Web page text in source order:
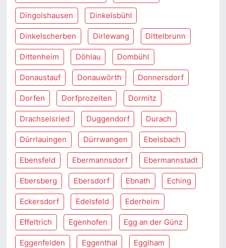
Dingolshausen Dinkelsbühl
Dinkelscherben Dirlewang Dittelbrunn
Dittenheim Döhlau Dombühl
Donaustauf Donauwörth Donnersdorf
Dorfen Dorfprozelten Dormitz
Drachselsried Duggendorf Durach
Dürrlauingen Dürrwangen Ebelsbach
Ebensfeld Ebermannsdorf Ebermannstadt
Ebersberg Ebersdorf Ebnath Eching
Eckersdorf Edelsfeld Ederheim
Effeltrich Egenhofen Egg an der Günz
Eggenfelden Eggenthal Egglham